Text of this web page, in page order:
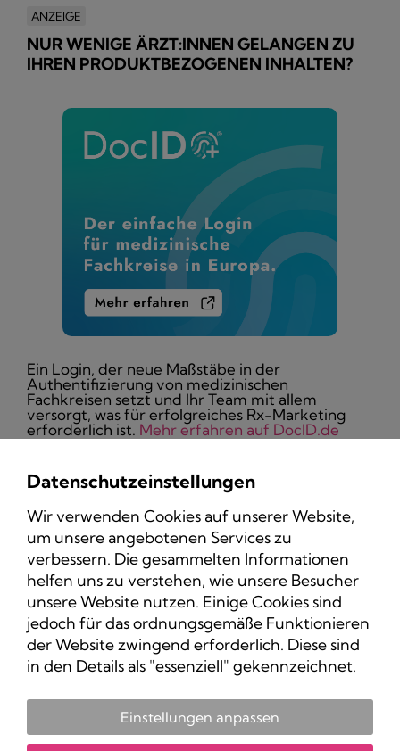
ANZEIGE
NUR WENIGE ÄRZT:INNEN GELANGEN ZU
IHREN PRODUKTBEZOGENEN INHALTEN?
Ein Login, der neue Maßstäbe in der
Authentifizierung von medizinischen
Fachkreisen setzt und Ihr Team mit allem
versorgt, was für erfolgreiches Rx-Marketing
erforderlich ist. Mehr erfahren auf DocID.de
Datenschutz
Impressum
Copyright 2025 Pharma-Marketing.com.
Datenschutzeinstellungen
Wir verwenden Cookies auf unserer Website,
um unsere angebotenen Services zu
verbessern. Die gesammelten Informationen
helfen uns zu verstehen, wie unsere Besucher
unsere Website nutzen. Einige Cookies sind
jedoch für das ordnungsgemäße Funktionieren
der Website zwingend erforderlich. Diese sind
in den Details als "essenziell" gekennzeichnet.
Einstellungen anpassen